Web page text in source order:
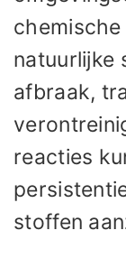
natuurlijke
afbraak,
reacties
stoffen